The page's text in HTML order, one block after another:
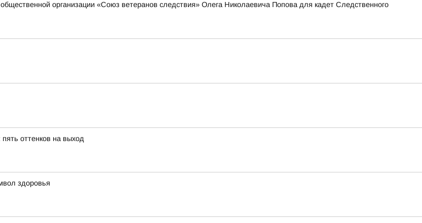
организации «Союз ветеранов следствия» Олега Николаевича Попова для кадет Следственного
оттенков на выход
здоровья